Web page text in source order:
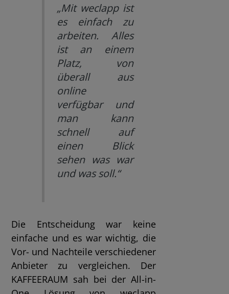
„Mit weclapp ist
es einfach zu
arbeiten. Alles
ist an einem
Platz, von
überall aus
online
verfügbar und
man kann
schnell auf
einen Blick
sehen was war
und was soll.“
Die Entscheidung war keine
einfache und es war wichtig, die
Vor- und Nachteile verschiedener
Anbieter zu vergleichen. Der
KAFFEERAUM sah bei der All-in-